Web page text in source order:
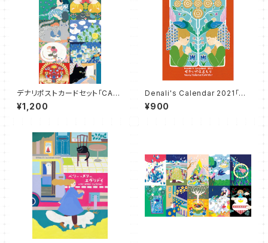
デナリポストカードセット「CAT
JAM SESSION」
¥1,200
Denali's Calendar 2021「せ
かいのえまもり」
¥900